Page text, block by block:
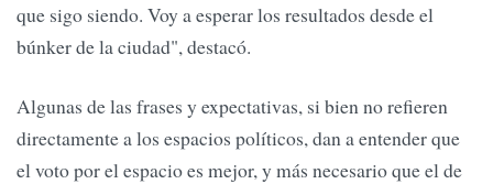
que sigo siendo. Voy a esperar los resultados desde el
búnker de la ciudad", destacó.
Algunas de las frases y expectativas, si bien no refieren
directamente a los espacios políticos, dan a entender que
el voto por el espacio es mejor, y más necesario que el de